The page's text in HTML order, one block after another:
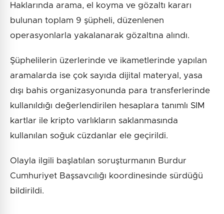
Haklarında arama, el koyma ve gözaltı kararı
bulunan toplam 9 şüpheli, düzenlenen
operasyonlarla yakalanarak gözaltına alındı.
Şüphelilerin üzerlerinde ve ikametlerinde yapılan
aramalarda ise çok sayıda dijital materyal, yasa
dışı bahis organizasyonunda para transferlerinde
kullanıldığı değerlendirilen hesaplara tanımlı SIM
kartlar ile kripto varlıkların saklanmasında
kullanılan soğuk cüzdanlar ele geçirildi.
Olayla ilgili başlatılan soruşturmanın Burdur
Cumhuriyet Başsavcılığı koordinesinde sürdüğü
bildirildi.